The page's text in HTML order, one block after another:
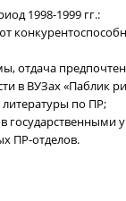
1998-1999 гг.:
отдача
в ВУЗах «Паблик
литературы по ПР;
государственными
ПР-отделов.